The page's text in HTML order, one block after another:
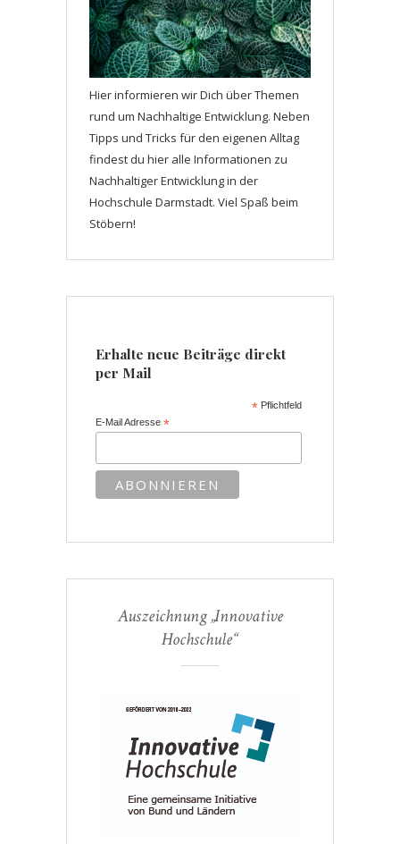
Hier informieren wir Dich über Themen
rund um Nachhaltige Entwicklung. Neben
Tipps und Tricks für den eigenen Alltag
findest du hier alle Informationen zu
Nachhaltiger Entwicklung in der
Hochschule Darmstadt. Viel Spaß beim
Stöbern!
Erhalte neue Beiträge direkt
per Mail
* Pflichtfeld
E-Mail Adresse*
Auszeichnung „Innovative
Hochschule“